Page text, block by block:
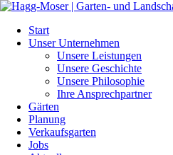
Start
Unser Unternehmen
Unsere Leistungen
Unsere Geschichte
Unsere Philosophie
Ihre Ansprechpartner
Gärten
Planung
Verkaufsgarten
Jobs